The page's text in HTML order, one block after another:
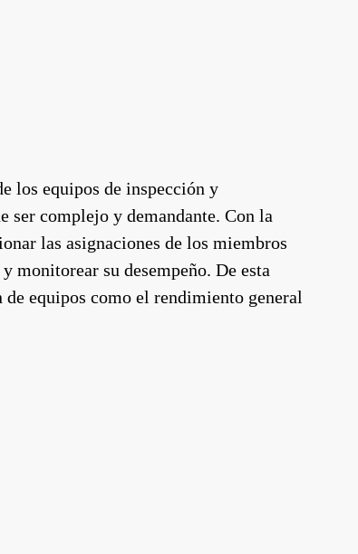
los equipos de inspección y
ser complejo y demandante. Con la
las asignaciones de los miembros
monitorear su desempeño. De esta
equipos como el rendimiento general